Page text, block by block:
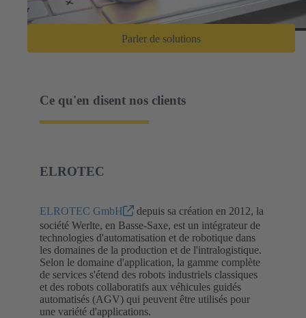
Parler de solutions
Ce qu'en disent nos clients
ELROTEC
ELROTEC GmbH
depuis sa création en 2012, la
société Werlte, en Basse-Saxe, est un intégrateur de
technologies d'automatisation et de robotique dans
les domaines de la production et de l'intralogistique.
Selon le domaine d'application, la gamme complète
de services s'étend des robots industriels classiques
et des robots collaboratifs aux véhicules guidés
automatisés (AGV) qui peuvent être utilisés pour
une variété d'applications.